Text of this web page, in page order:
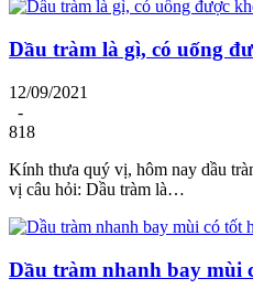
Dầu tràm là gì, có uống
12/09/2021
-
818
Kính thưa quý vị, hôm nay dầu
vị câu hỏi: Dầu tràm là…
Dầu tràm nhanh bay mùi